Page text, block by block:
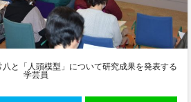
と「人頭模型」について研究成果を発表する
学芸員